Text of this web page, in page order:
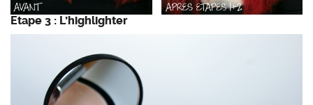
Etape 3 : L’highlighter